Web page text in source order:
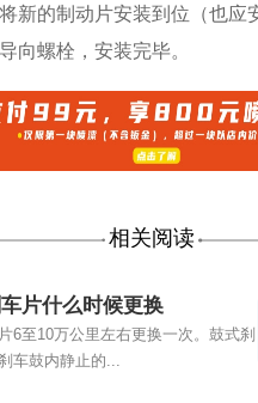
新的制动片安装到位（也应
向螺栓，安装完毕。
相关阅读
片什么时候更换
6至10万公里左右更换一次。鼓式刹
车鼓内静止的...